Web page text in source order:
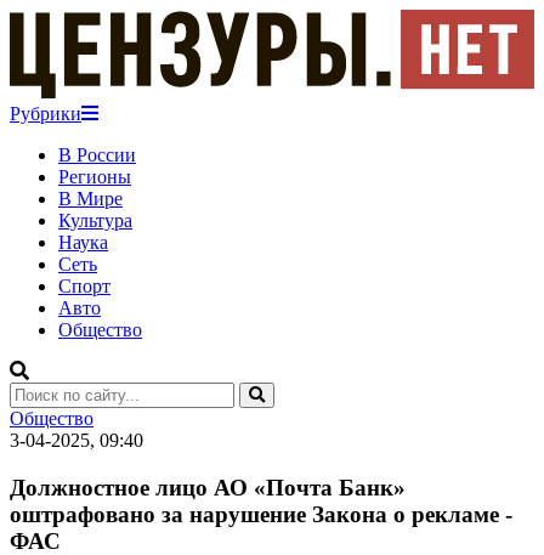
Рубрики
В России
Регионы
В Мире
Культура
Наука
Сеть
Спорт
Авто
Общество
Общество
3-04-2025, 09:40
Должностное лицо АО «Почта Банк»
оштрафовано за нарушение Закона о рекламе -
ФАС